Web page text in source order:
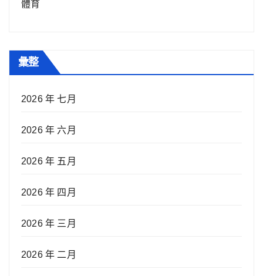
體育
彙整
2026 年 七月
2026 年 六月
2026 年 五月
2026 年 四月
2026 年 三月
2026 年 二月